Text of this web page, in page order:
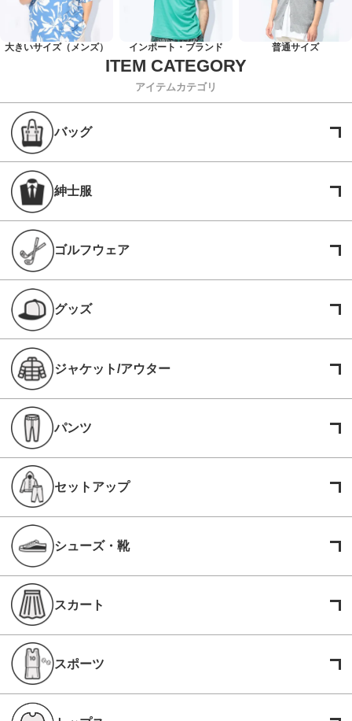
大きいサイズ（メンズ） インポート・ブランド 普通サイズ
アイテムカテゴリ
バッグ
紳士服
ゴルフウェア
グッズ
ジャケット/アウター
パンツ
セットアップ
シューズ・靴
スカート
スポーツ